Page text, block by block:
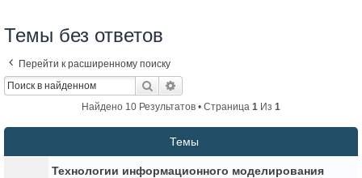
портал"
Темы без ответов
Перейти к расширенному поиску
Поиск
Найдено 10 Результатов • Страница 1 Из 1
Темы
Технологии информационного моделирования